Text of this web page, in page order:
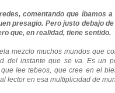
comentando que íbamos
presagio. Pero justo debajo
que, en realidad, tiene sentido.
mezclo muchos mundos que
del instante que se va. Es un
lee tebeos, que cree en el
lector en esa multiplicidad de